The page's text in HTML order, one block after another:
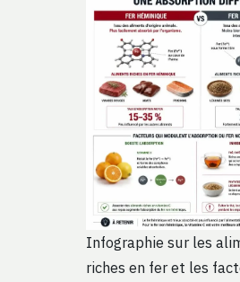
Infographie sur les
riches en fer et les